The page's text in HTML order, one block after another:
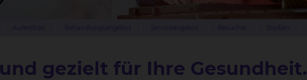
und gezielt für Ihre Gesundheit.